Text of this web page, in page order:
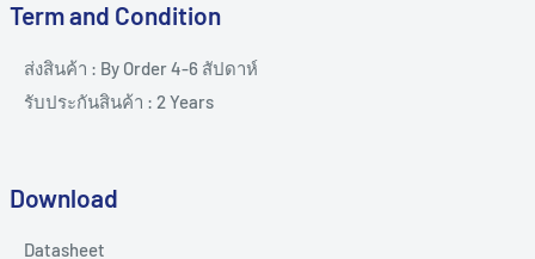
Term and Condition
ส่งสินค้า : By Order 4-6 สัปดาห์
รับประกันสินค้า : 2 Years
Download
Datasheet